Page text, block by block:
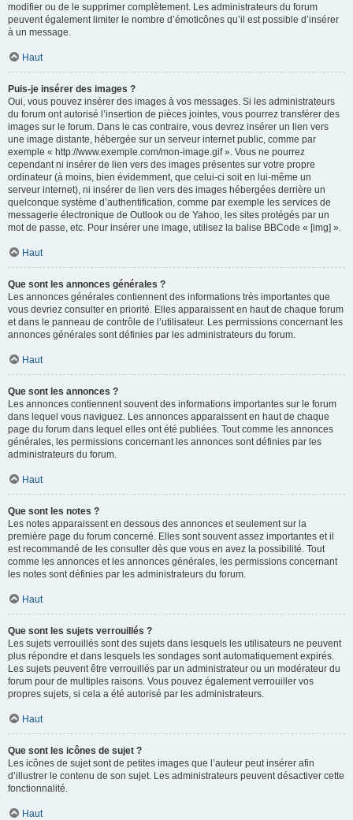
modifier ou de le supprimer complètement. Les administrateurs du forum
peuvent également limiter le nombre d’émoticônes qu’il est possible d’insérer
à un message.
Haut
Puis-je insérer des images ?
Oui, vous pouvez insérer des images à vos messages. Si les administrateurs
du forum ont autorisé l’insertion de pièces jointes, vous pourrez transférer des
images sur le forum. Dans le cas contraire, vous devrez insérer un lien vers
une image distante, hébergée sur un serveur internet public, comme par
exemple « http://www.exemple.com/mon-image.gif ». Vous ne pourrez
cependant ni insérer de lien vers des images présentes sur votre propre
ordinateur (à moins, bien évidemment, que celui-ci soit en lui-même un
serveur internet), ni insérer de lien vers des images hébergées derrière un
quelconque système d’authentification, comme par exemple les services de
messagerie électronique de Outlook ou de Yahoo, les sites protégés par un
mot de passe, etc. Pour insérer une image, utilisez la balise BBCode « [img] ».
Haut
Que sont les annonces générales ?
Les annonces générales contiennent des informations très importantes que
vous devriez consulter en priorité. Elles apparaissent en haut de chaque forum
et dans le panneau de contrôle de l’utilisateur. Les permissions concernant les
annonces générales sont définies par les administrateurs du forum.
Haut
Que sont les annonces ?
Les annonces contiennent souvent des informations importantes sur le forum
dans lequel vous naviguez. Les annonces apparaissent en haut de chaque
page du forum dans lequel elles ont été publiées. Tout comme les annonces
générales, les permissions concernant les annonces sont définies par les
administrateurs du forum.
Haut
Que sont les notes ?
Les notes apparaissent en dessous des annonces et seulement sur la
première page du forum concerné. Elles sont souvent assez importantes et il
est recommandé de les consulter dès que vous en avez la possibilité. Tout
comme les annonces et les annonces générales, les permissions concernant
les notes sont définies par les administrateurs du forum.
Haut
Que sont les sujets verrouillés ?
Les sujets verrouillés sont des sujets dans lesquels les utilisateurs ne peuvent
plus répondre et dans lesquels les sondages sont automatiquement expirés.
Les sujets peuvent être verrouillés par un administrateur ou un modérateur du
forum pour de multiples raisons. Vous pouvez également verrouiller vos
propres sujets, si cela a été autorisé par les administrateurs.
Haut
Que sont les icônes de sujet ?
Les icônes de sujet sont de petites images que l’auteur peut insérer afin
d’illustrer le contenu de son sujet. Les administrateurs peuvent désactiver cette
fonctionnalité.
Haut